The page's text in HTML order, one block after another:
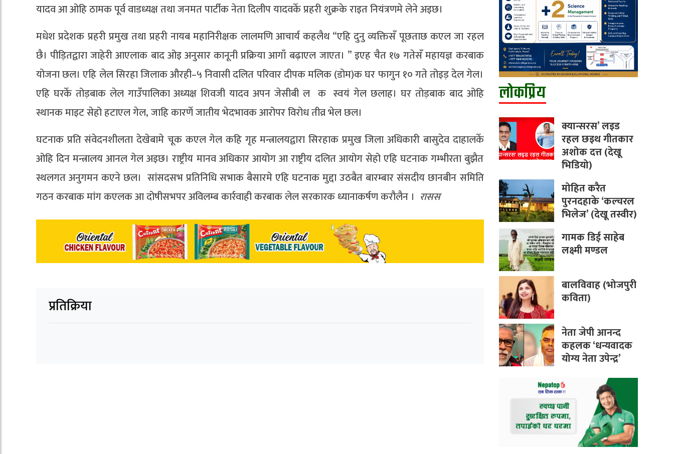
यादव आ ओहि ठामक पूर्व वाडध्यक्ष तथा जनमत पार्टीक नेता दिलीप यादवकेँ प्रहरी शुक्रके राइत नियंत्रणमे लेने अइछ।
मधेश प्रदेशक प्रहरी प्रमुख तथा प्रहरी नायब महानिरीक्षक लालमणि आचार्य कहलैथ “एहि दुनु व्यक्तिसँ पूछताछ कएल जा रहल
छै। पीड़ितद्वारा जाहेरी आएलाक बाद ओइ अनुसार कानूनी प्रक्रिया आगाँ बढ़ाएल जाएत। ” इएह चैत १७ गतेसँ महायज्ञ करबाक
योजना छल। एहि लेल सिरहा जिलाक औरही–५ निवासी दलित परिवार दीपक मलिक (डोम)क घर फागुन १० गते तोइड़ देल गेल।
एहि घरकेँ तोड़बाक लेल गाउँपालिका अध्यक्ष शिवजी यादव अपन जेसीबी ल क स्वयं गेल छलाह। घर तोड़बाक बाद ओहि
स्थानक माइट सेहो हटाएल गेल, जाहि कारणेँ जातीय भेदभावक आरोपर विरोध तीव्र भेल छल।
घटनाक प्रति संवेदनशीलता देखेबामे चूक कएल गेल कहि गृह मन्त्रालयद्वारा सिरहाक प्रमुख जिला अधिकारी बासुदेव दाहालकेँ
ओहि दिन मन्त्रालय आनल गेल अइछ। राष्ट्रीय मानव अधिकार आयोग आ राष्ट्रीय दलित आयोग सेहो एहि घटनाक गम्भीरता बुझैत
स्थलगत अनुगमन कएने छल। सांसदसभ प्रतिनिधि सभाक बैसारमे एहि घटनाक मुद्दा उठबैत बारम्बार संसदीय छानबीन समिति
गठन करबाक मांग कएलक आ दोषीसभपर अविलम्ब कार्रवाही करबाक लेल सरकारक ध्यानाकर्षण करौलैन । रासस
प्रतिक्रिया
लोकप्रिय
क्यान्सरस’ लइड
रहल छइथ गीतकार
अशोक दत्त (देखू
भिडियो)
मोहित करैत
पुरनदहाके ‘कल्चरल
भिलेज’ (देखू तस्वीर)
गामक डिई साहेब
लक्ष्मी मण्डल
बालविवाह (भोजपुरी
कविता)
नेता जेपी आनन्द
कहलक ‘धन्यवादक
योग्य नेता उपेन्द्र’